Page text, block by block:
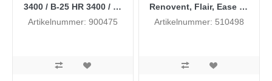
3400 / B-25 HR 3400 / B-
40 HR 3400
Artikelnummer: 900475
Renovent, Flair, Ease en
de Allure V5.0 (vanaf
Artikelnummer: 510498